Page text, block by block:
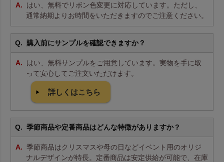
はい、無料でリボン色変更に対応しています。ただし、
通常納期よりお時間をいただきますのでご注意ください。
購入前にサンプルを確認できますか？
はい、無料サンプルをご用意しています。実物を手に取
って安心してご注文いただけます。
詳しくはこちら
季節商品や定番商品はどんな特徴がありますか？
季節商品はクリスマスや母の日などイベント用のオリジ
ナルデザインが特長。定番商品は安定供給が可能で、在庫